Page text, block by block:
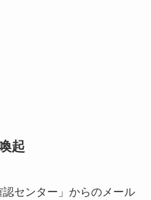
起
センター」からのメール